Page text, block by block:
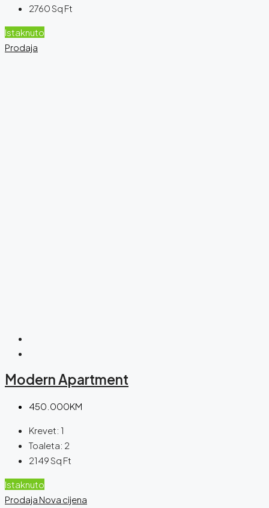
2760Sq Ft
Istaknuto
Prodaja
Modern Apartment
450.000KM
Krevet: 1
Toaleta: 2
2149Sq Ft
Istaknuto
Prodaja Nova cijena